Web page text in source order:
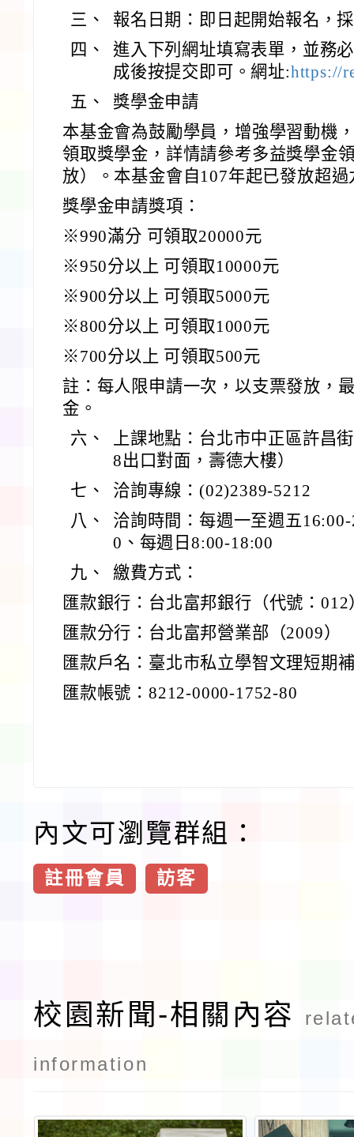
三、
報名日期：即日起開始報名，
四、
進入下列網址填寫表單，並務
成後按提交即可。網址:https://
五、
獎學金申請
本基金會為鼓勵學員，增強學習動機
領取獎學金，詳情請參考多益獎學金
放）。本基金會自107年起已發放超
獎學金申請獎項：
※990滿分 可領取20000元
※950分以上 可領取10000元
※900分以上 可領取5000元
※800分以上 可領取1000元
※700分以上 可領取500元
註：每人限申請一次，以支票發放，
金。
六、
上課地點：台北市中正區許昌
8出口對面，壽德大樓）
七、
洽詢專線：(02)2389-5212
八、
洽詢時間：每週一至週五
0、每週日8:00-18:00
九、
繳費方式：
匯款銀行：台北富邦銀行（代號：012
匯款分行：台北富邦營業部（2009）
匯款戶名：臺北市私立學智文理短期
匯款帳號：8212-0000-1752-80
內文可瀏覽群組：
註冊會員 訪客
校園新聞-相關內容
information